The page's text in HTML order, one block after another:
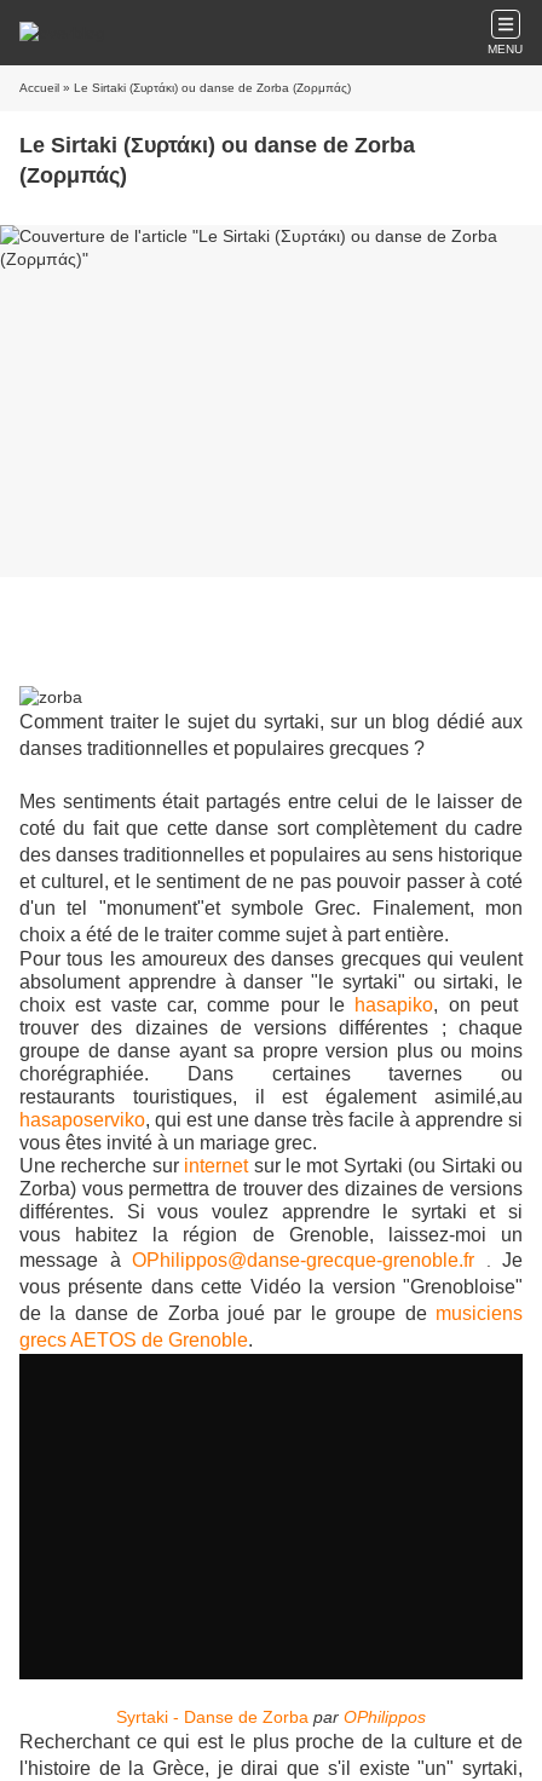
MENU
Accueil » Le Sirtaki (Συρτάκι) ou danse de Zorba (Ζορμπάς)
Le Sirtaki (Συρτάκι) ou danse de Zorba
(Ζορμπάς)
Comment traiter le sujet du syrtaki, sur un blog dédié aux
danses traditionnelles et populaires grecques ?
Mes sentiments était partagés entre celui de le laisser de
coté du fait que cette danse sort complètement du cadre
des danses traditionnelles et populaires au sens historique
et culturel, et le sentiment de ne pas pouvoir passer à coté
d'un tel "monument"et symbole Grec. Finalement, mon
choix a été de le traiter comme sujet à part entière.
Pour tous les amoureux des danses grecques qui veulent
absolument apprendre à danser "le syrtaki" ou sirtaki, le
choix est vaste car, comme pour le hasapiko, on peut
trouver des dizaines de versions différentes ; chaque
groupe de danse ayant sa propre version plus ou moins
chorégraphiée. Dans certaines tavernes ou
restaurants touristiques, il est également asimilé,au
hasaposerviko, qui est une danse très facile à apprendre si
vous êtes invité à un mariage grec.
Une recherche sur internetsur le mot Syrtaki (ou Sirtaki ou
Zorba) vous permettra de trouver des dizaines de versions
différentes. Si vous voulez apprendre le syrtaki et si
vous habitez la région de Grenoble, laissez-moi un
message à OPhilippos@danse-grecque-grenoble.fr
Je
vous présente dans cette Vidéo la version "Grenobloise"
de la danse de Zorba joué par le groupe de musiciens
grecs AETOS de Grenoble.
Syrtaki - Danse de Zorba par OPhilippos
Recherchant ce qui est le plus proche de la culture et de
l'histoire de la Grèce, je dirai que s'il existe "un" syrtaki,